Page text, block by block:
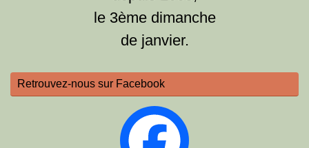
le 3ème dimanche
de janvier.
Retrouvez-nous sur Facebook